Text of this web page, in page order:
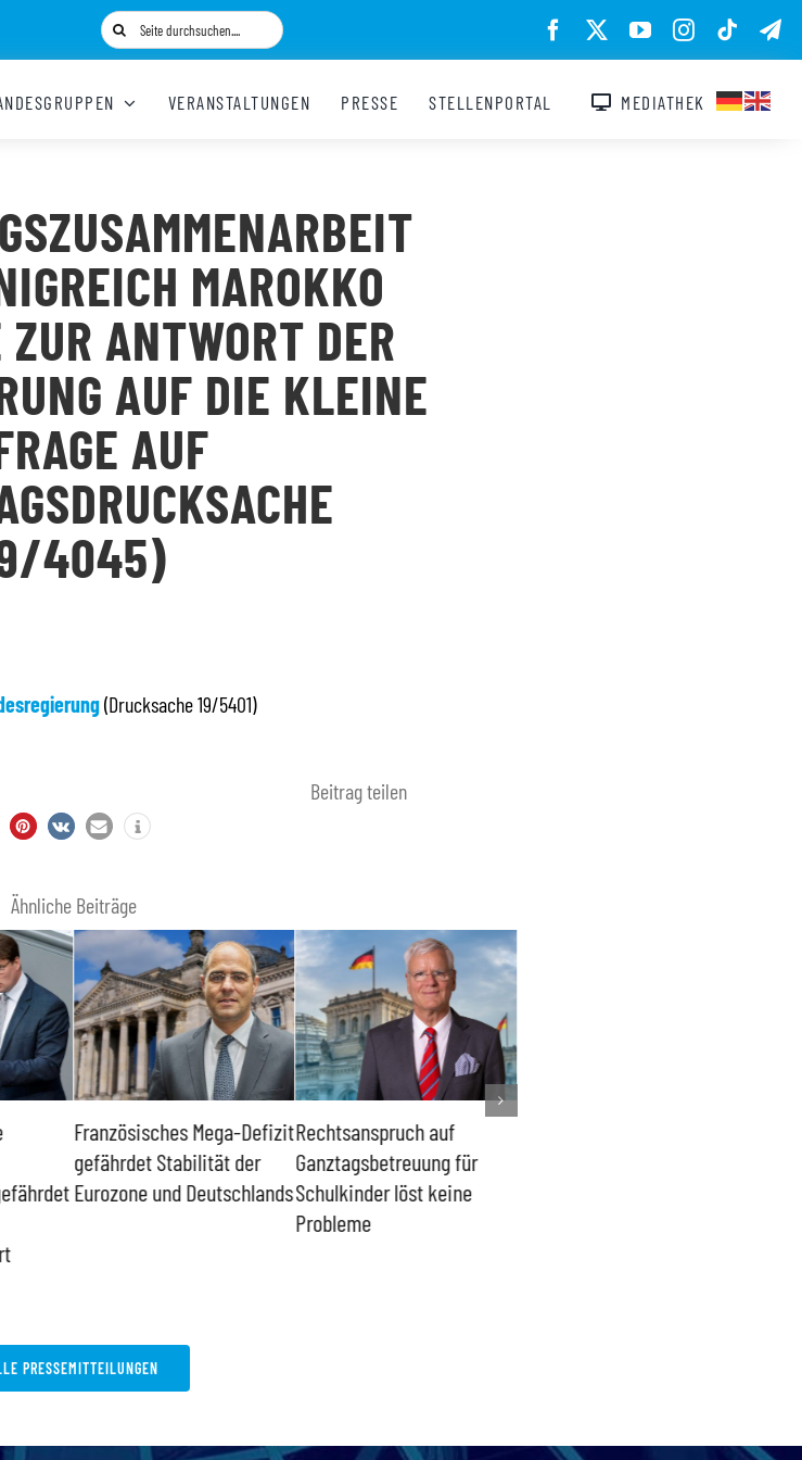
Suche
nach:
VERANSTALTUNGEN PRESSE STELLENPORTAL MEDIATHEK
MAROKKO
ANTWORT DER
AUF DIE KLEINE
AUF
4045)
(Drucksache 19/5401)
Beitrag teilen
Ähnliche Beiträge
Französisches Mega-Defizit
gefährdet Stabilität der
Eurozone und Deutschlands
Rechtsanspruch auf
Ganztagsbetreuung für
Schulkinder löst keine
Probleme
PRESSEMITTEILUNGEN